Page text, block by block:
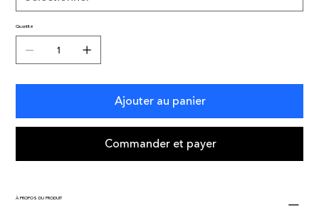
Quantité
Ajouter au panier
Commander et payer
À PROPOS DU PRODUIT